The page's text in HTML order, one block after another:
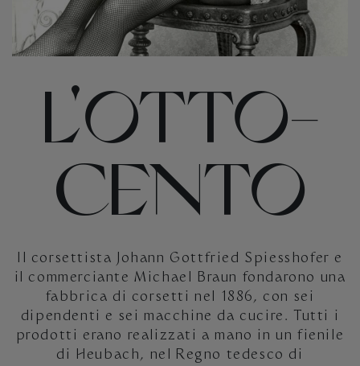
L'OTTO-
CENTO
Il corsettista Johann Gottfried Spiesshofer e
il commerciante Michael Braun fondarono una
fabbrica di corsetti nel 1886, con sei
dipendenti e sei macchine da cucire. Tutti i
prodotti erano realizzati a mano in un fienile
di Heubach, nel Regno tedesco di